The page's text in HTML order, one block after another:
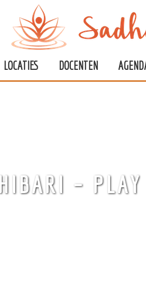
LOCATIES DOCENTEN
–